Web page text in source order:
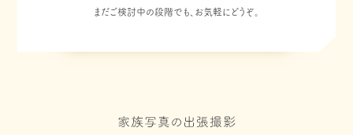
まだご検討中の段階でも、お気軽にどうぞ。